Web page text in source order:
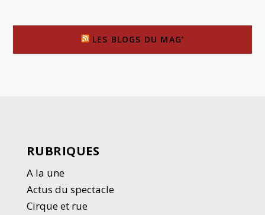
LES BLOGS DU MAG’
RUBRIQUES
A la une
Actus du spectacle
Cirque et rue